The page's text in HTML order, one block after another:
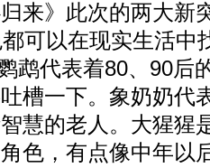
》此次的两大新
可以在现实生活中
鹉代表着80、90后
槽一下。象奶奶代
慧的老人。大猩猩
色，有点像中年以